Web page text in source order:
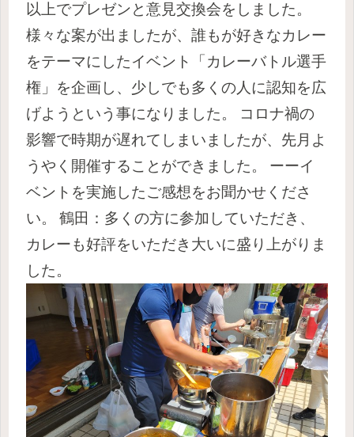
以上でプレゼンと意見交換会をしました。
様々な案が出ましたが、誰もが好きなカレー
をテーマにしたイベント「カレーバトル選手
権」を企画し、少しでも多くの人に認知を広
げようという事になりました。
コロナ禍の
影響で時期が遅れてしまいましたが、先月よ
うやく開催することができました。
ーーイ
ベントを実施したご感想をお聞かせくださ
い。
鶴田：多くの方に参加していただき、
カレーも好評をいただき大いに盛り上がりま
した。